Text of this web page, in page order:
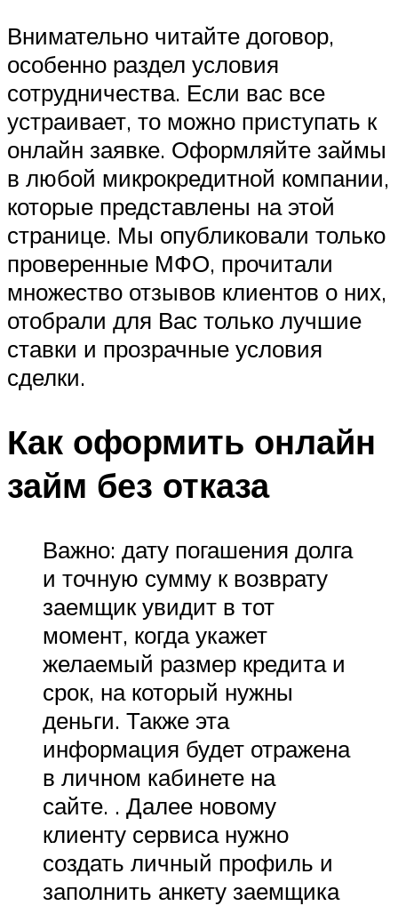
Внимательно читайте договор,
особенно раздел условия
сотрудничества. Если вас все
устраивает, то можно приступать к
онлайн заявке. Оформляйте займы
в любой микрокредитной компании,
которые представлены на этой
странице. Мы опубликовали только
проверенные МФО, прочитали
множество отзывов клиентов о них,
отобрали для Вас только лучшие
ставки и прозрачные условия
сделки.
Как оформить онлайн
займ без отказа
Важно: дату погашения долга
и точную сумму к возврату
заемщик увидит в тот
момент, когда укажет
желаемый размер кредита и
срок, на который нужны
деньги. Также эта
информация будет отражена
в личном кабинете на
сайте. . Далее новому
клиенту сервиса нужно
создать личный профиль и
заполнить анкету заемщика